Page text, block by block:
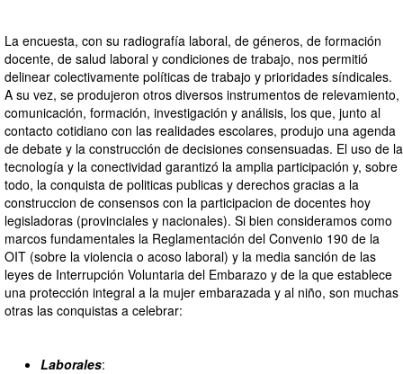
La encuesta, con su radiografía laboral, de géneros, de formación
docente, de salud laboral y condiciones de trabajo, nos permitió
delinear colectivamente políticas de trabajo y prioridades síndicales.
A su vez, se produjeron otros diversos instrumentos de relevamiento,
comunicación, formación, investigación y análisis, los que, junto al
contacto cotidiano con las realidades escolares, produjo una agenda
de debate y la construcción de decisiones consensuadas. El uso de la
tecnología y la conectividad garantizó la amplia participación y, sobre
todo, la conquista de politicas publicas y derechos gracias a la
construccion de consensos con la participacion de docentes hoy
legisladoras (provinciales y nacionales). Si bien consideramos como
marcos fundamentales la Reglamentación del Convenio 190 de la
OIT (sobre la violencia o acoso laboral) y la media sanción de las
leyes de Interrupción Voluntaria del Embarazo y de la que establece
una protección integral a la mujer embarazada y al niño, son muchas
otras las conquistas a celebrar:
Laborales: